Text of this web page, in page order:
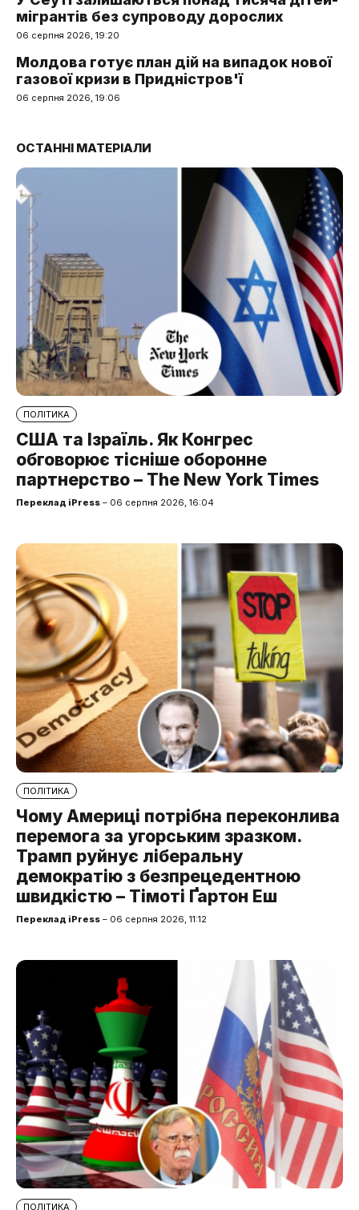
мігрантів без супроводу дорослих
06 серпня 2026, 19:20
Молдова готує план дій на випадок нової
газової кризи в Придністров'ї
06 серпня 2026, 19:06
ОСТАННІ МАТЕРІАЛИ
ПОЛІТИКА
США та Ізраїль. Як Конгрес
обговорює тісніше оборонне
партнерство – The New York Times
Переклад iPress – 06 серпня 2026, 16:04
ПОЛІТИКА
Чому Америці потрібна переконлива
перемога за угорським зразком.
Трамп руйнує ліберальну
демократію з безпрецедентною
швидкістю – Тімоті Ґартон Еш
Переклад iPress – 06 серпня 2026, 11:12
ПОЛІТИКА